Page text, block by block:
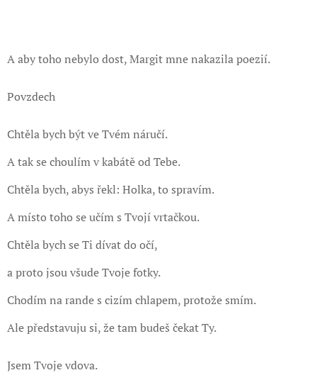
A aby toho nebylo dost, Margit mne nakazila poezií.
Povzdech
Chtěla bych být ve Tvém náručí.
A tak se choulím v kabátě od Tebe.
Chtěla bych, abys řekl: Holka, to spravím.
A místo toho se učím s Tvojí vrtačkou.
Chtěla bych se Ti dívat do očí,
a proto jsou všude Tvoje fotky.
Chodím na rande s cizím chlapem, protože smím.
Ale představuju si, že tam budeš čekat Ty.
Jsem Tvoje vdova.